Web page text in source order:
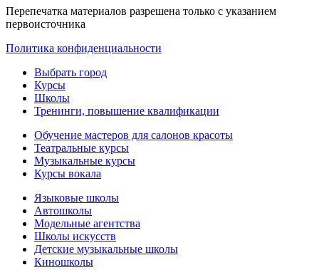
Перепечатка материалов разрешена только с указанием
первоисточника
Политика конфиденциальности
Выбрать город
Курсы
Школы
Тренинги, повышение квалификации
Обучение мастеров для салонов красоты
Театральные курсы
Музыкальные курсы
Курсы вокала
Языковые школы
Автошколы
Модельные агентства
Школы искусств
Детские музыкальные школы
Киношколы